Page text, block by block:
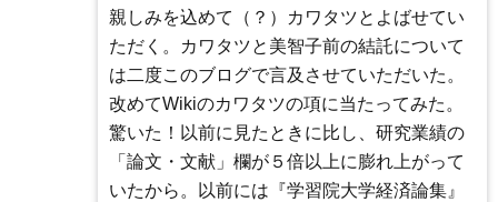
親しみを込めて（？）カワタツとよばせてい
ただく。カワタツと美智子前の結託について
は二度このブログで言及させていただいた。
改めてWikiのカワタツの項に当たってみた。
驚いた！以前に見たときに比し、研究業績の
「論文・文献」欄が５倍以上に膨れ上がって
いたから。以前には『学習院大学経済論集』